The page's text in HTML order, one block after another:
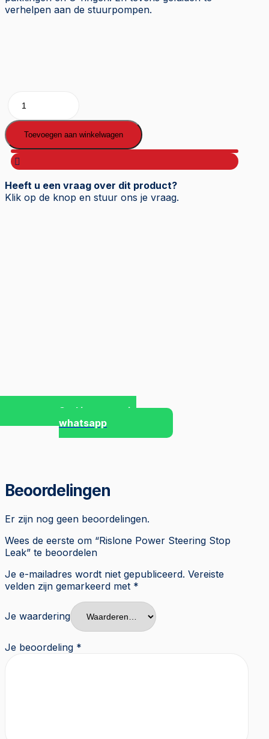
verhelpen aan de stuurpompen.
Power
Steering
Stop
Leak
aantal
Toevoegen aan winkelwagen
Heeft u een vraag over dit product?
Klik op de knop en stuur ons je vraag.
Stel je vraag via
whatsapp
Beoordelingen
Er zijn nog geen beoordelingen.
Wees de eerste om “Rislone Power Steering Stop
Leak” te beoordelen
Je e-mailadres wordt niet gepubliceerd. Vereiste
velden zijn gemarkeerd met *
Je waardering
Je beoordeling *